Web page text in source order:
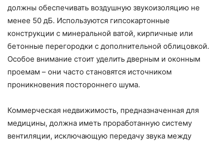
должны обеспечивать воздушную звукоизоляцию не
менее 50 дБ. Используются гипсокартонные
конструкции с минеральной ватой, кирпичные или
бетонные перегородки с дополнительной облицовкой.
Особое внимание стоит уделить дверным и оконным
проемам – они часто становятся источником
проникновения постороннего шума.
Коммерческая недвижимость, предназначенная для
медицины, должна иметь проработанную систему
вентиляции, исключающую передачу звука между